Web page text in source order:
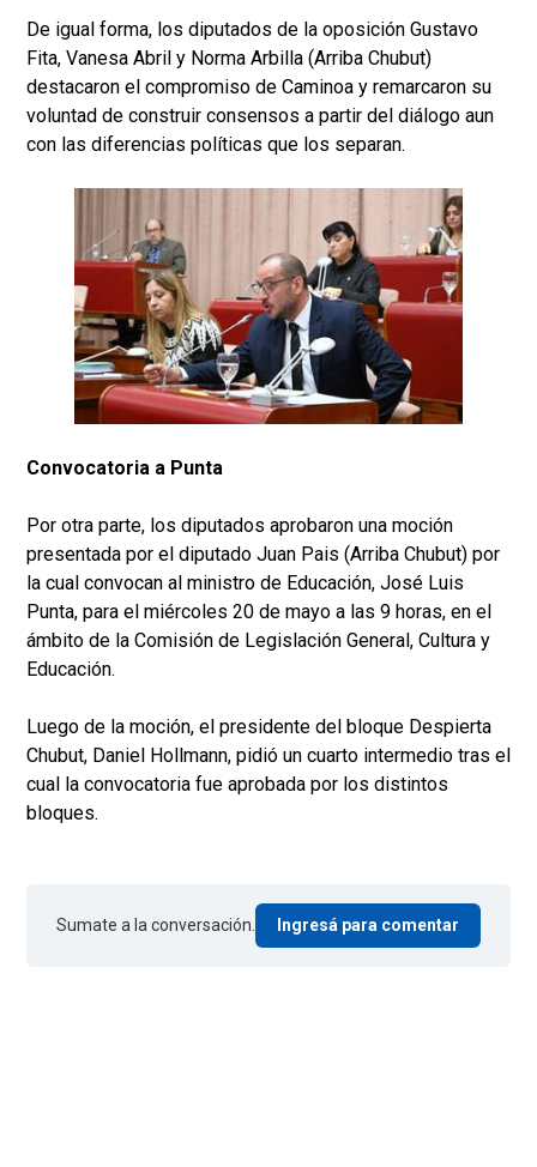
De igual forma, los diputados de la oposición Gustavo
Fita, Vanesa Abril y Norma Arbilla (Arriba Chubut)
destacaron el compromiso de Caminoa y remarcaron su
voluntad de construir consensos a partir del diálogo aun
con las diferencias políticas que los separan.
Convocatoria a Punta
Por otra parte, los diputados aprobaron una moción
presentada por el diputado Juan Pais (Arriba Chubut) por
la cual convocan al ministro de Educación, José Luis
Punta, para el miércoles 20 de mayo a las 9 horas, en el
ámbito de la Comisión de Legislación General, Cultura y
Educación.
Luego de la moción, el presidente del bloque Despierta
Chubut, Daniel Hollmann, pidió un cuarto intermedio tras el
cual la convocatoria fue aprobada por los distintos
bloques.
Sumate a la conversación. Ingresá para comentar